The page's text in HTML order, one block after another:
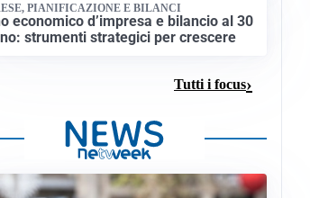
PIANIFICAZIONE E BILANCI
economico d’impresa e bilancio al 30
strumenti strategici per crescere
Tutti i focus